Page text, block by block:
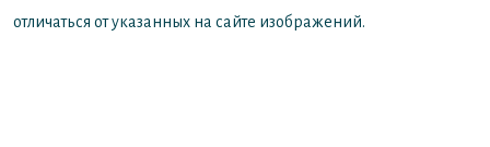
отличаться от указанных на сайте изображений.